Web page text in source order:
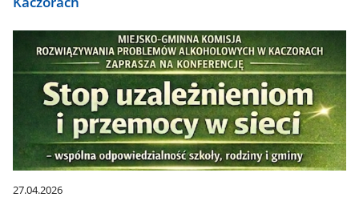
27.04.2026